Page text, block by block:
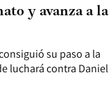
su paso a la
luchará contra Daniel
y avanza a la